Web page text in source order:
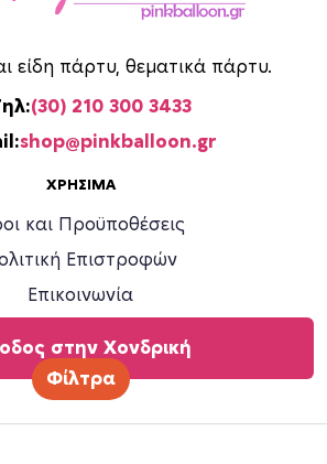
Φίλτρα
είδη πάρτυ, θεματικά πάρτυ.
(30) 210 300 3433
shop@pinkballoon.gr
ΧΡΉΣΙΜΑ
και Προϋποθέσεις
Επιστροφών
Επικοινωνία
στην Χονδρική